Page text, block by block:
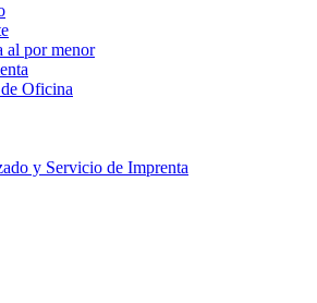
al por menor
Oficina
y Servicio de Imprenta